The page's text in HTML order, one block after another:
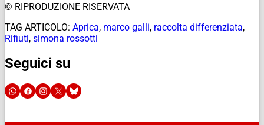
© RIPRODUZIONE RISERVATA
TAG ARTICOLO: Aprica, marco galli, raccolta differenziata,
Rifiuti, simona rossotti
Seguici su